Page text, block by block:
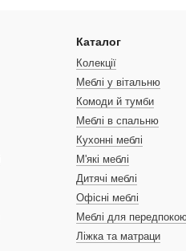
Каталог
Колекції
Меблі у вітальню
Комоди й тумби
Меблі в спальню
Кухонні меблі
М'які меблі
Дитячі меблі
Офісні меблі
Меблі для
Ліжка та матраци